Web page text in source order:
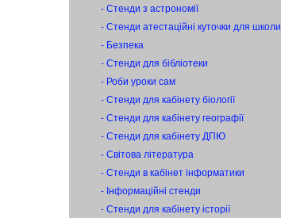
- Стенди з астрономії
- Стенди атестаційні куточки для школи
- Безпека
- Стенди для бібліотеки
- Роби уроки сам
- Стенди для кабінету біології
- Стенди для кабінету географії
- Стенди для кабінету ДПЮ
- Світова література
- Стенди в кабінет інформатики
- Інформаційні стенди
- Стенди для кабінету історії